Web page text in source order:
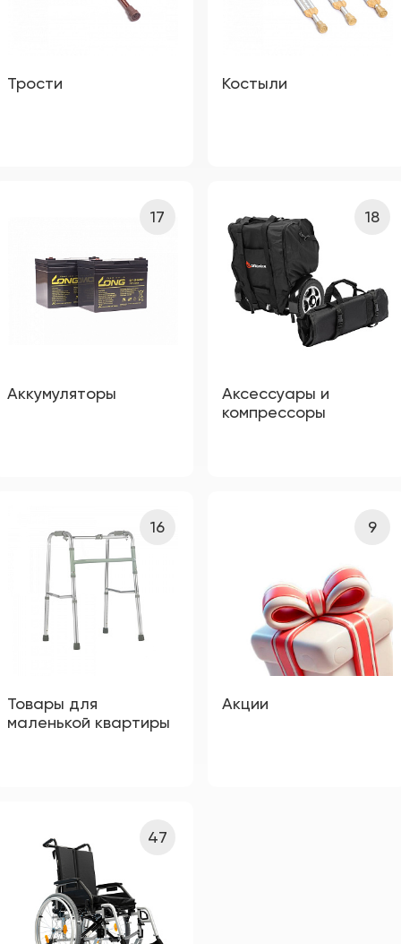
Трости Костыли
17
Аккумуляторы
18
Аксессуары и
компрессоры
16
Товары для
маленькой квартиры
9
Акции
47